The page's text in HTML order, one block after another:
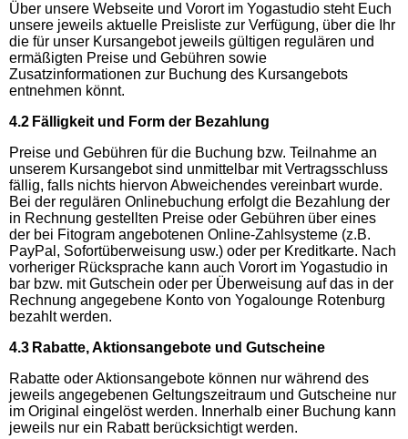
Über unsere Webseite und Vorort im Yogastudio steht Euch
unsere jeweils aktuelle Preisliste zur Verfügung, über die Ihr
die für unser Kursangebot jeweils gültigen regulären und
ermäßigten Preise und Gebühren sowie
Zusatzinformationen zur Buchung des Kursangebots
entnehmen könnt.
4.2 Fälligkeit und Form der Bezahlung
Preise und Gebühren für die Buchung bzw. Teilnahme an
unserem Kursangebot sind unmittelbar mit Vertragsschluss
fällig, falls nichts hiervon Abweichendes vereinbart wurde.
Bei der regulären Onlinebuchung erfolgt die Bezahlung der
in Rechnung gestellten Preise oder Gebühren über eines
der bei Fitogram angebotenen Online-Zahlsysteme (z.B.
PayPal, Sofortüberweisung usw.) oder per Kreditkarte. Nach
vorheriger Rücksprache kann auch Vorort im Yogastudio in
bar bzw. mit Gutschein oder per Überweisung auf das in der
Rechnung angegebene Konto von Yogalounge Rotenburg
bezahlt werden.
4.3 Rabatte, Aktionsangebote und Gutscheine
Rabatte oder Aktionsangebote können nur während des
jeweils angegebenen Geltungszeitraum und Gutscheine nur
im Original eingelöst werden. Innerhalb einer Buchung kann
jeweils nur ein Rabatt berücksichtigt werden.